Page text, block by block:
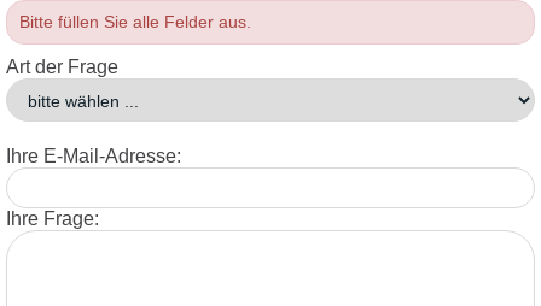
Bitte füllen Sie alle Felder aus.
Art der Frage
Ihre E-Mail-Adresse:
Ihre Frage: